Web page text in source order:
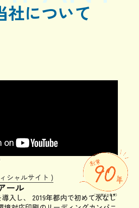
社について
シャルサイト )
ール
入し、
2019年都内で初めて水なし